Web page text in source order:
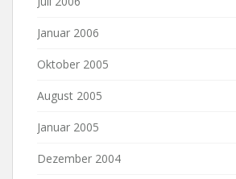
Januar 2006
Oktober 2005
August 2005
Januar 2005
Dezember 2004